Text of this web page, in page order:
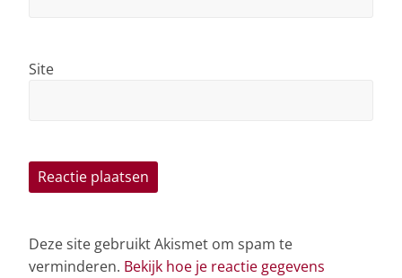
Site
Deze site gebruikt Akismet om spam te
verminderen. Bekijk hoe je reactie gegevens